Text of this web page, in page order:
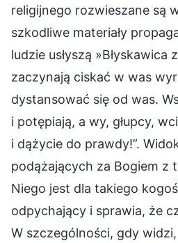
religijnego rozwieszane są
szkodliwe materiały
ludzie usłyszą »Błyskawica
zaczynają ciskać w was
dystansować się od was.
i potępiają, a wy, głupcy,
i dążycie do prawdy!”.
podążających za Bogiem z
Niego jest dla takiego
odpychający i sprawia, że
W szczególności, gdy